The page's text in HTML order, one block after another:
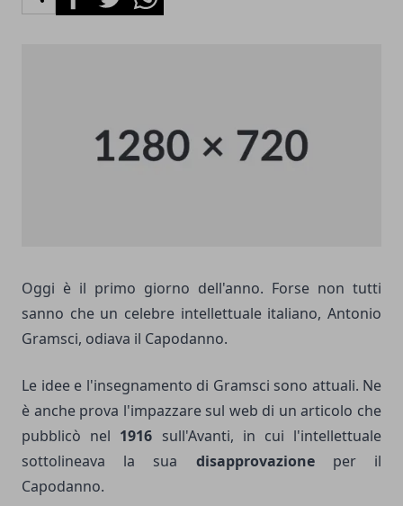
Oggi è il primo giorno dell'anno. Forse non tutti
sanno che un celebre intellettuale italiano, Antonio
Gramsci, odiava il Capodanno.
Le idee e l'insegnamento di Gramsci sono attuali. Ne
è anche prova l'impazzare sul web di un articolo che
pubblicò nel 1916 sull'Avanti, in cui l'intellettuale
sottolineava la sua disapprovazioneper il
Capodanno.